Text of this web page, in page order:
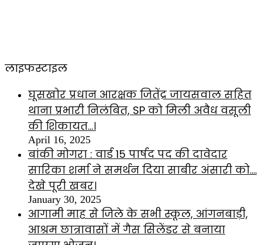
लाइफस्टाइल
घूसखोर प्रधान आरक्षक जितेंद्र जायसवाल सहित
थाना प्रभारी निलंबित, SP को मिली अवैध वसूली
की शिकायत…।
April 16, 2025
बांकी मोगरा : वार्ड 15 पार्षद पद की दावेदार
सारिका शर्मा ने समर्थन दिया साबीर अंसारी को….
देखे पूरी खबर।
January 30, 2025
आगामी माह से जिले के सभी स्कूल, आंगनबाड़ी,
आश्रम छात्रावासों में गैस सिलेंडर से बनाया